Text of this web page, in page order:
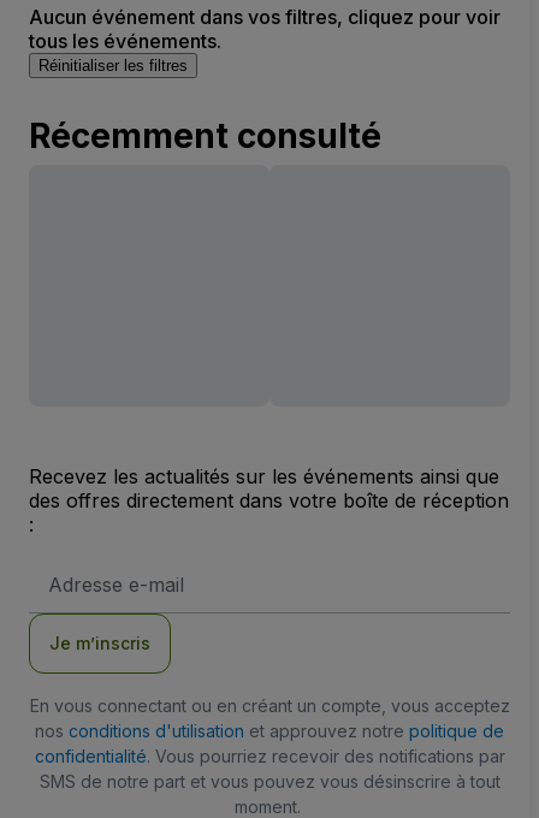
Aucun événement dans vos filtres, cliquez pour voir
tous les événements.
Réinitialiser les filtres
Récemment consulté
Recevez les actualités sur les événements ainsi que
des offres directement dans votre boîte de réception
:
e-
Je m’inscris
En vous connectant ou en créant un compte, vous acceptez
nos conditions d'utilisation et approuvez notre politique de
confidentialité. Vous pourriez recevoir des notifications par
SMS de notre part et vous pouvez vous désinscrire à tout
moment.